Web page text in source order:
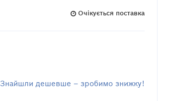
Очікується поставка
Знайшли дешевше – зробимо знижку!